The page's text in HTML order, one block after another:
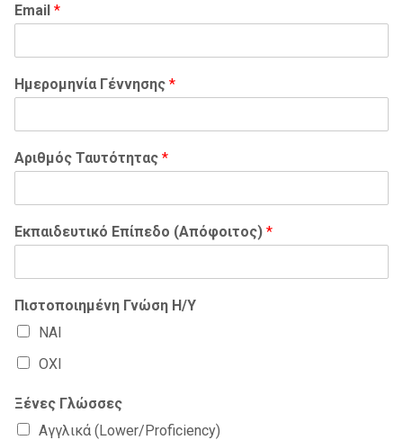
Email *
Ημερομηνία Γέννησης *
Αριθμός Ταυτότητας *
Εκπαιδευτικό Επίπεδο (Απόφοιτος) *
Πιστοποιημένη Γνώση Η/Υ
ΝΑΙ
ΟΧΙ
Ξένες Γλώσσες
Αγγλικά (Lower/Proficiency)